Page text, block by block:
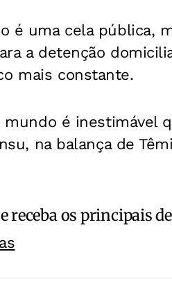
é uma cela pública,
a detenção
mais constante.
é inestimável
na balança de
receba os principais